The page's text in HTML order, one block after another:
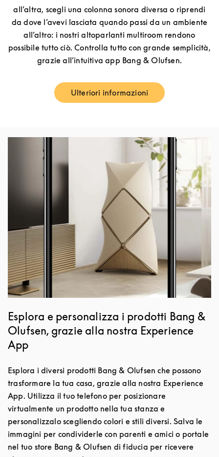
all’altra, scegli una colonna sonora diversa o riprendi
da dove l’avevi lasciata quando passi da un ambiente
all’altro: i nostri altoparlanti multiroom rendono
possibile tutto ciò. Controlla tutto con grande semplicità,
grazie all’intuitiva app Bang & Olufsen.
Ulteriori informazioniLink Opens in New Tab
Esplora e personalizza i prodotti Bang &
Olufsen, grazie alla nostra Experience
App
Esplora i diversi prodotti Bang & Olufsen che possono
trasformare la tua casa, grazie alla nostra Experience
App. Utilizza il tuo telefono per posizionare
virtualmente un prodotto nella tua stanza e
personalizzalo scegliendo colori e stili diversi. Salva le
immagini per condividerle con parenti e amici o portale
nel tuo store Bang & Olufsen di fiducia per ricevere